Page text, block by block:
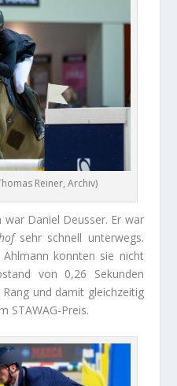
Reiner, Archiv)
Daniel Deusser. Er war
sehr schnell unterwegs.
konnten sie nicht
von 0,26 Sekunden
und damit gleichzeitig
STAWAG-Preis.